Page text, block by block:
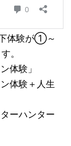
体験が①～
。
体験」
体験＋人生
ーハンター